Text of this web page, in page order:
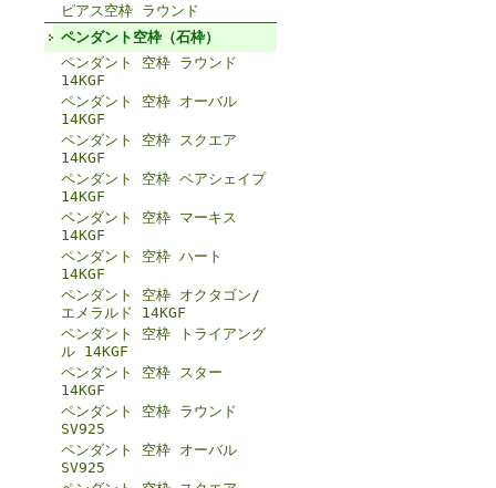
ピアス空枠 ラウンド
ペンダント空枠（石枠）
ペンダント 空枠 ラウンド
14KGF
ペンダント 空枠 オーバル
14KGF
ペンダント 空枠 スクエア
14KGF
ペンダント 空枠 ペアシェイプ
14KGF
ペンダント 空枠 マーキス
14KGF
ペンダント 空枠 ハート
14KGF
ペンダント 空枠 オクタゴン/
エメラルド 14KGF
ペンダント 空枠 トライアング
ル 14KGF
ペンダント 空枠 スター
14KGF
ペンダント 空枠 ラウンド
SV925
ペンダント 空枠 オーバル
SV925